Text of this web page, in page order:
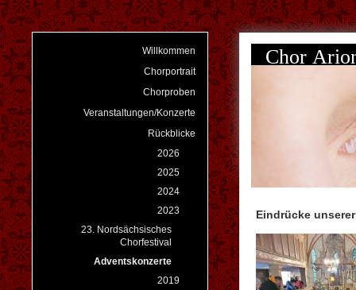
Willkommen
Chorportrait
Chorproben
Veranstaltungen/Konzerte
Rückblicke
2026
2025
2024
2023
23. Nordsächsisches
Chorfestival
Adventskonzerte
2019
Chor
Eindrücke